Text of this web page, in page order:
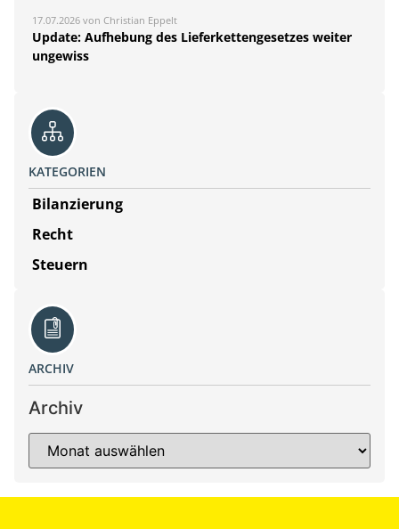
17.07.2026 von Christian Eppelt
Update: Aufhebung des Lieferkettengesetzes weiter
ungewiss
KATEGORIEN
Bilanzierung
Recht
Steuern
ARCHIV
Archiv